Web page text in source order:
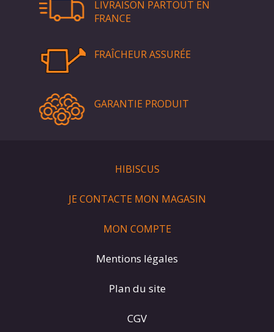
LIVRAISON PARTOUT EN
FRANCE
FRAÎCHEUR ASSURÉE
GARANTIE PRODUIT
HIBISCUS
JE CONTACTE MON MAGASIN
MON COMPTE
Mentions légales
Plan du site
CGV